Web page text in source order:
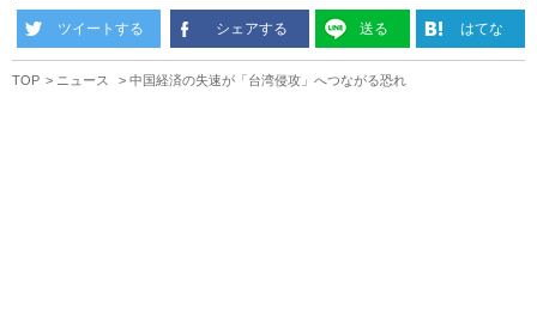
ツイートする シェアする 送る はてな
TOP ニュース 中国経済の失速が「台湾侵攻」へつながる恐れ